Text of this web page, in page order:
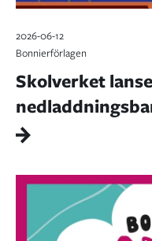
2026-06-12
Bonnierförlagen
Skolverket